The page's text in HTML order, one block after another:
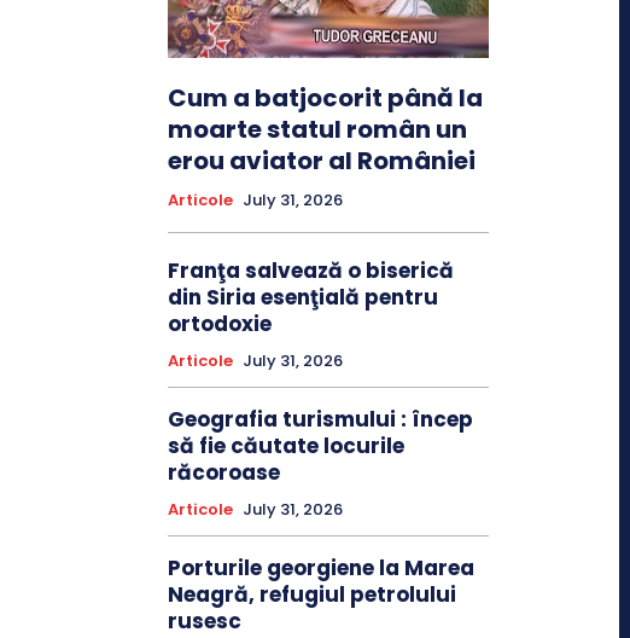
Cum a batjocorit până la
moarte statul român un
erou aviator al României
Articole July 31, 2026
Franţa salvează o biserică
din Siria esenţială pentru
ortodoxie
Articole July 31, 2026
Geografia turismului : încep
să fie căutate locurile
răcoroase
Articole July 31, 2026
Porturile georgiene la Marea
Neagră, refugiul petrolului
rusesc